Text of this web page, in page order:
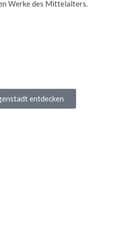
Werke des Mittelalters.
entdecken